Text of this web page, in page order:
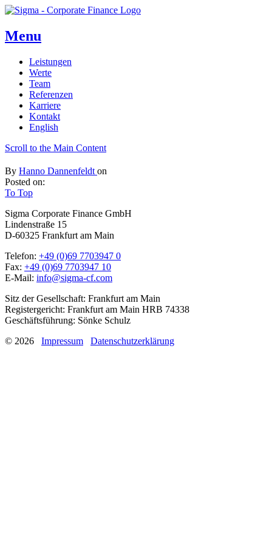
Menu
Leistungen
Werte
Team
Referenzen
Karriere
Kontakt
English
Scroll to the Main Content
By Hanno Dannenfeldt on
Posted on:
To Top
Sigma Corporate Finance GmbH
Lindenstraße 15
D-60325 Frankfurt am Main
Telefon: +49 (0)69 7703947 0
Fax: +49 (0)69 7703947 10
E-Mail: info@sigma-cf.com
Sitz der Gesellschaft: Frankfurt am Main
Registergericht: Frankfurt am Main HRB 74338
Geschäftsführung: Sönke Schulz
© 2026 Impressum Datenschutzerklärung